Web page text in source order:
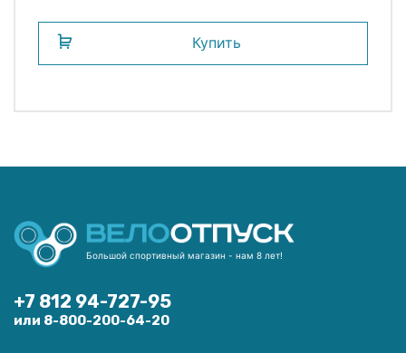
Купить
Большой спортивный магазин - нам 8 лет!
+7 812 94-727-95
или 8-800-200-64-20